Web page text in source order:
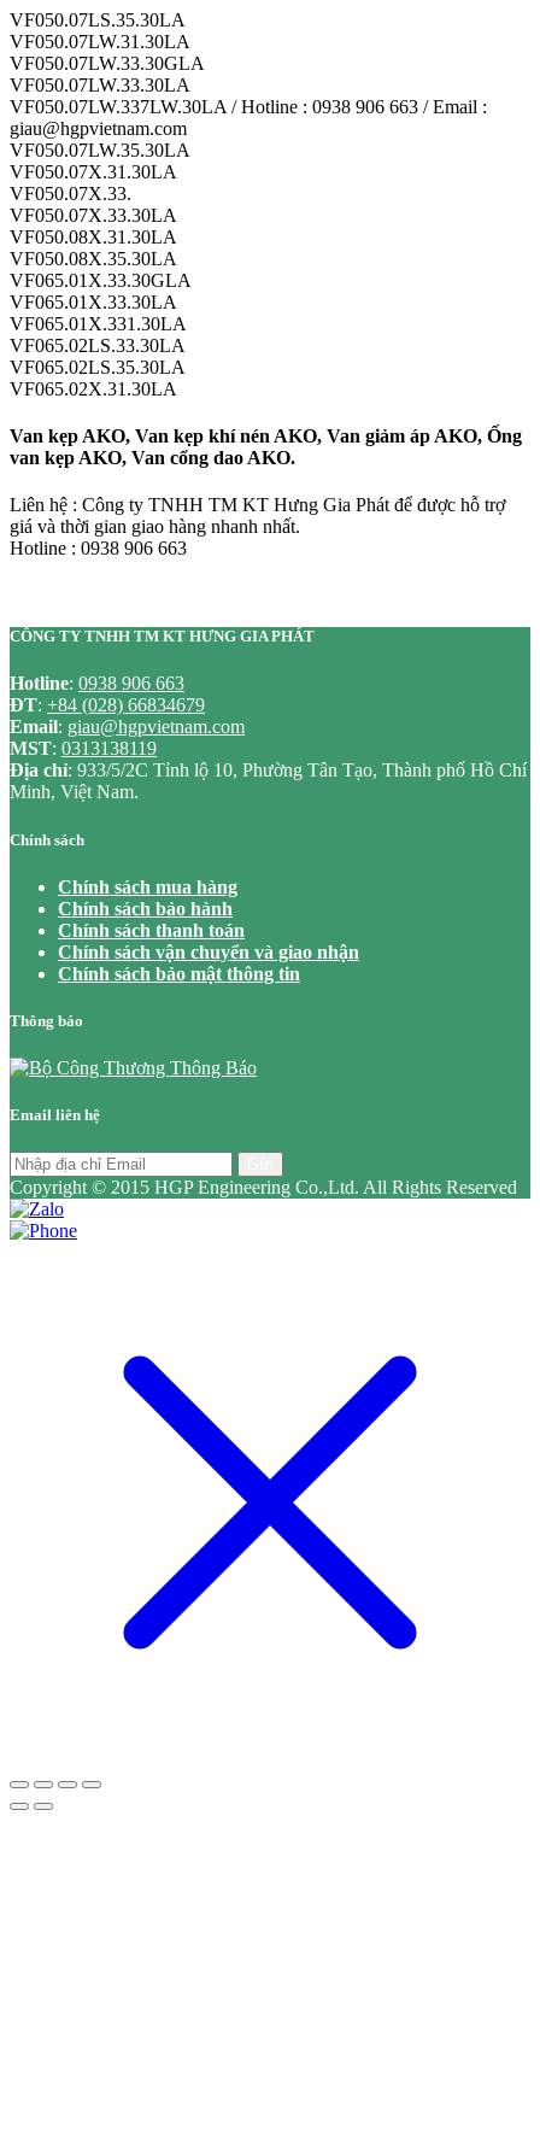
VF050.07LS.35.30LA
VF050.07LW.31.30LA
VF050.07LW.33.30GLA
VF050.07LW.33.30LA
VF050.07LW.337LW.30LA / Hotline : 0938 906 663 / Email :
giau@hgpvietnam.com
VF050.07LW.35.30LA
VF050.07X.31.30LA
VF050.07X.33.
VF050.07X.33.30LA
VF050.08X.31.30LA
VF050.08X.35.30LA
VF065.01X.33.30GLA
VF065.01X.33.30LA
VF065.01X.331.30LA
VF065.02LS.33.30LA
VF065.02LS.35.30LA
VF065.02X.31.30LA
Van kẹp AKO, Van kẹp khí nén AKO, Van giảm áp AKO, Ống
van kẹp AKO, Van cổng dao AKO.
Liên hệ : Công ty TNHH TM KT Hưng Gia Phát để được hỗ trợ
giá và thời gian giao hàng nhanh nhất.
Hotline : 0938 906 663
CÔNG TY TNHH TM KT HƯNG GIA PHÁT
Hotline: 0938 906 663
ĐT: +84 (028) 66834679
Email: giau@hgpvietnam.com
MST: 0313138119
Địa chỉ: 933/5/2C Tỉnh lộ 10, Phường Tân Tạo, Thành phố Hồ Chí
Minh, Việt Nam.
Chính sách
Chính sách mua hàng
Chính sách bảo hành
Chính sách thanh toán
Chính sách vận chuyển và giao nhận
Chính sách bảo mật thông tin
Thông báo
Email liên hệ
Copyright © 2015 HGP Engineering Co.,Ltd. All Rights Reserved